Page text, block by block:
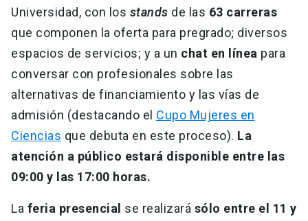
Universidad, con los stands de las 63 carreras
que componen la oferta para pregrado; diversos
espacios de servicios; y a un chat en línea para
conversar con profesionales sobre las
alternativas de financiamiento y las vías de
admisión (destacando el Cupo Mujeres en
Ciencias que debuta en este proceso). La
atención a público estará disponible entre las
09:00 y las 17:00 horas.
La feria presencial se realizará sólo entre el 11 y